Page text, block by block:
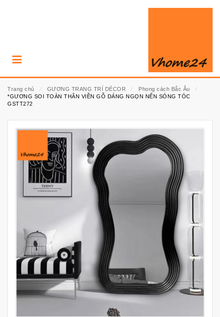
Trang chủ ⁄ GƯƠNG TRANG TRÍ DÉCOR ⁄ Phong cách Bắc Âu
⁄
*GƯƠNG SOI TOÀN THÂN VIỀN GỖ DÁNG NGỌN NẾN SÓNG TÓC
GSTT272